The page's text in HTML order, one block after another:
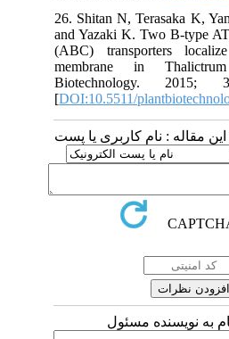
26. Shitan N, Terasaka K,
and Yazaki K. Two B-type
(ABC) transporters
membrane in
Biotechnology.
[DOI:10.5511/
مقاله : نام کاربری یا پست
نویسنده مسئول